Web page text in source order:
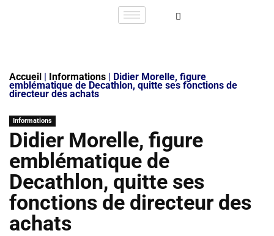
Accueil | Informations | Didier Morelle, figure
emblématique de Decathlon, quitte ses fonctions de
directeur des achats
Informations
Didier Morelle, figure
emblématique de
Decathlon, quitte ses
fonctions de directeur des
achats